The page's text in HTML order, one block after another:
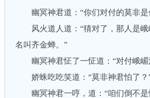
幽冥神君道：“你们对付的莫非是
风火道人道：“猜对了，那人是峨
名叫齐金蝉。”
幽冥神君怔了一怔道：“对付峨嵋
娇蛛吃吃笑道：“莫非神君怕了？
幽冥神君一哼，道：“咱们倒不是